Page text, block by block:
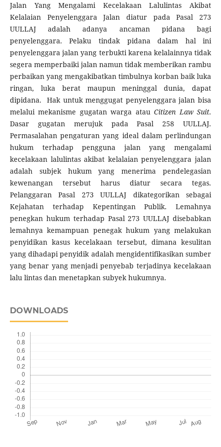
Jalan Yang Mengalami Kecelakaan Lalulintas Akibat
Kelalaian Penyelenggara Jalan diatur pada Pasal 273
UULLAJ adalah adanya ancaman pidana bagi
penyelenggara. Pelaku tindak pidana dalam hal ini
penyelenggara jalan yang terbukti karena kelalainnya tidak
segera memperbaiki jalan namun tidak memberikan rambu
perbaikan yang mengakibatkan timbulnya korban baik luka
ringan, luka berat maupun meninggal dunia, dapat
dipidana. Hak untuk menggugat penyelenggara jalan bisa
melalui mekanisme gugatan warga atauCitizen Law Suit.
Dasar gugatan merujuk pada Pasal 258 UULLAJ.
Permasalahan pengaturan yang ideal dalam perlindungan
hukum terhadap pengguna jalan yang mengalami
kecelakaan lalulintas akibat kelalaian penyelenggara jalan
adalah subjek hukum yang menerima pendelegasian
kewenangan tersebut harus diatur secara tegas.
Pelanggaran Pasal 273 UULLAJ dikategorikan sebagai
Kejahatan terhadap Kepentingan Publik. Lemahnya
penegkan hukum terhadap Pasal 273 UULLAJ disebabkan
lemahnya kemampuan penegak hukum yang melakukan
penyidikan kasus kecelakaan tersebut, dimana kesulitan
yang dihadapi penyidik adalah mengidentifikasikan sumber
yang benar yang menjadi penyebab terjadinya kecelakaan
lalu lintas dan menetapkan subyek hukumnya.
DOWNLOADS